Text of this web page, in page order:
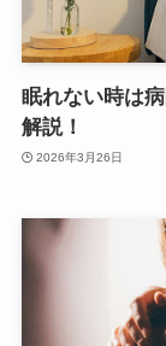
眠れない時は
解説！
2026年3月26日